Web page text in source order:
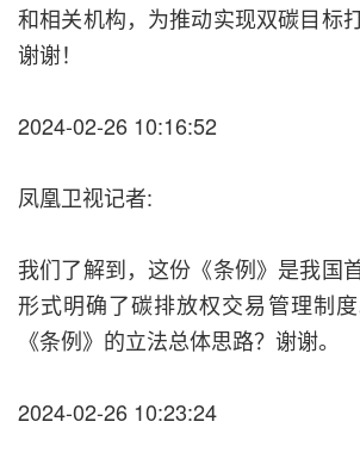
和相关机构，为推动实现双碳目标
谢谢！
2024-02-26 10:16:52
凤凰卫视记者:
我们了解到，这份《条例》是我国
形式明确了碳排放权交易管理制
《条例》的立法总体思路？谢谢。
2024-02-26 10:23:24